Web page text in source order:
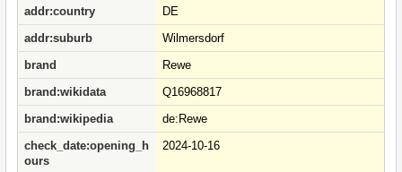
addr:country
DE
addr:suburb
Wilmersdorf
brand
Rewe
brand:wikidata
Q16968817
brand:wikipedia
de:Rewe
check_date:opening_h
ours
2024-10-16